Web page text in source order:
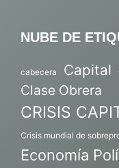
NUBE DE
cabecera Capital
Clase Obrera
CRISIS
Crisis mundial de
Economía